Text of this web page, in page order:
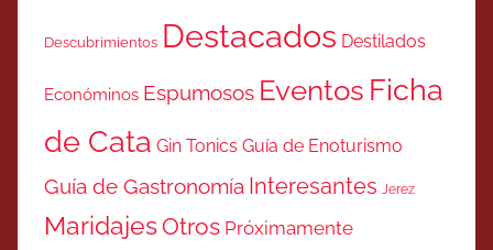
Descubrimientos Destacados Destilados
Económinos Espumosos Eventos Ficha
de Cata Gin Tonics Guía de Enoturismo
Guía de Gastronomía Interesantes Jerez
MaridajesOtros Próximamente